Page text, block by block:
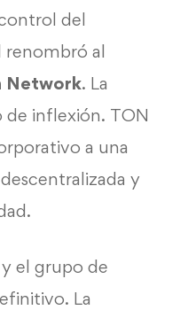
del
renombró al
Network. La
inflexión. TON
a una
y
el grupo de
La